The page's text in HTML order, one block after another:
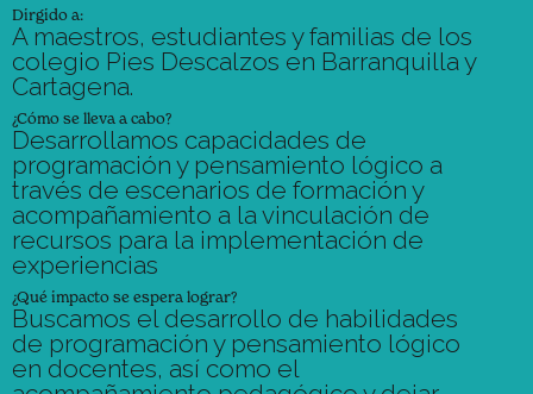
Dirgido a:
A maestros, estudiantes y familias de los
colegio Pies Descalzos en Barranquilla y
Cartagena.
¿Cómo se lleva a cabo?
Desarrollamos capacidades de
programación y pensamiento lógico a
través de escenarios de formación y
acompañamiento a la vinculación de
recursos para la implementación de
experiencias
¿Qué impacto se espera lograr?
Buscamos el desarrollo de habilidades
de programación y pensamiento lógico
en docentes​, así como el